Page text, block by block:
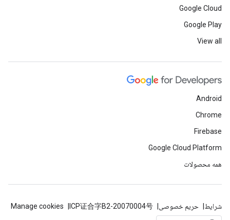
Google Cloud
Google Play
View all
Android
Chrome
Firebase
Google Cloud Platform
همه محصولات
شرایط حریم خصوصی ICP证合字B2-20070004号
Manage cookies